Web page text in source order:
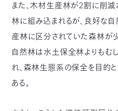
また、木材生産林が2割に削
林に組み込まれるが、良好な
産林に区分されていた森林が
自然林は水土保全林よりもむ
れ、森林生態系の保全を目的
ある。